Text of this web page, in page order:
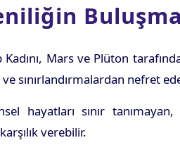
Mars ve Plüton
sınırlandırmalardan nefret
hayatları sınır
verebilir.